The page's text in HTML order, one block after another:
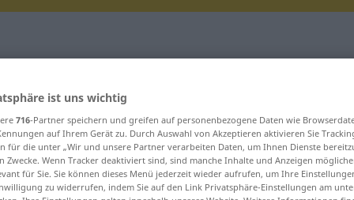
für "spajanje"
ist uns wichtig
716-Partner speichern und greifen auf personenbezogene Daten wie
auf Ihrem Gerät zu. Durch Auswahl von Akzeptieren aktivieren Sie
für die unter „Wir und unsere Partner verarbeiten Daten, um Ihnen Dienste
Zwecke. Wenn Tracker deaktiviert sind, sind manche Inhalte und Anzeigen
für Sie. Sie können dieses Menü jederzeit wieder aufrufen, um Ihre
zu widerrufen, indem Sie auf den Link Privatsphäre-Einstellungen am